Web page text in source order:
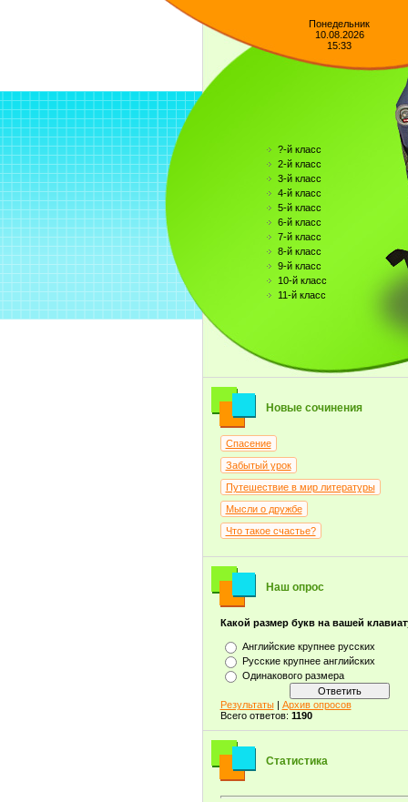
Понедельник
10.08.2026
15:33
?-й класс
2-й класс
3-й класс
4-й класс
5-й класс
6-й класс
7-й класс
8-й класс
9-й класс
10-й класс
11-й класс
Новые сочинения
Спасение
Забытый урок
Путешествие в мир литературы
Мысли о дружбе
Что такое счастье?
Наш опрос
Какой размер букв на вашей
Английские крупнее русских
Русские крупнее английских
Одинакового размера
Результаты| Архив опросов
Всего ответов: 1190
Статистика